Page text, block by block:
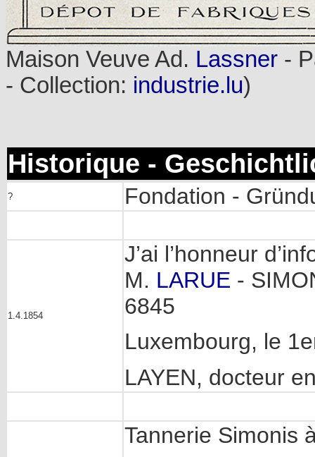
Maison Veuve Ad. Lassner -
- Collection: industrie.lu)
Historique -
? Fondation -
1.4.1854
J’ai l’honneur
M. LARUE -
6845
Luxembourg, le
LAYEN, docteur
Tannerie Simonis